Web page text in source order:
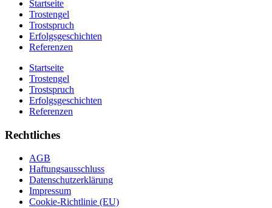
Startseite
Trostengel
Trostspruch
Erfolgsgeschichten
Referenzen
Startseite
Trostengel
Trostspruch
Erfolgsgeschichten
Referenzen
Rechtliches
AGB
Haftungsausschluss
Datenschutzerklärung
Impressum
Cookie-Richtlinie (EU)